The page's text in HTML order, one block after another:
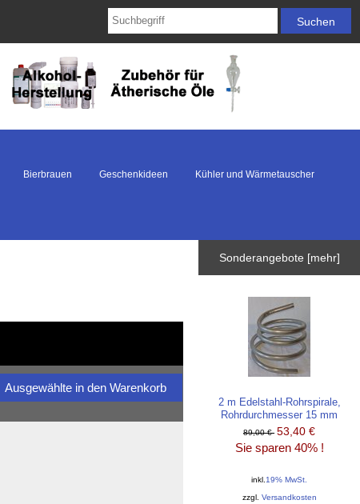
Bierbrauen Geschenkideen Kühler und Wärmetauscher
Sonderangebote [mehr]
2 m Edelstahl-Rohrspirale,
Rohrdurchmesser 15 mm
89,00 € 53,40 €
Sie sparen 40% !
inkl. 19% MwSt.
zzgl. Versandkosten